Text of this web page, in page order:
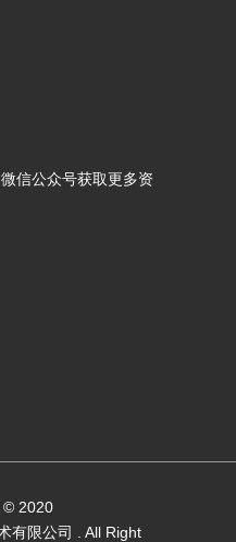
信公众号获取更多资
© 2020
有限公司
. All Right